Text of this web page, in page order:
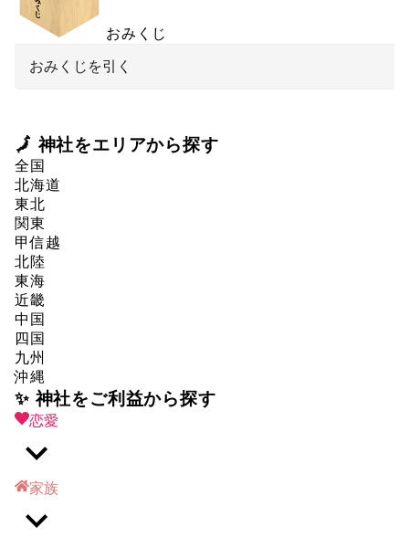
おみくじ
おみくじを引く
🗾 神社をエリアから探す
全国
北海道
東北
関東
甲信越
北陸
東海
近畿
中国
四国
九州
沖縄
✨ 神社をご利益から探す
恋愛
家族